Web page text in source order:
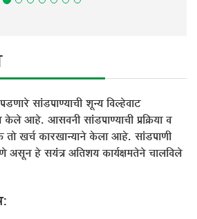
ÃÖÖÓ›ü¯ÖÖÞµÖÖ“Öß ¿Öæ®µÖ ×¾Ö»Æêü¾ÖÖ™ü
Ûêú»Öê †ÖÆêü. †ÖÃÖ¾Ö®Öß ÃÖÖÓ›ü¯ÖÖÞµÖÖ“Öß ¯ÖÏ×ÛÎúµÖÖ ¾Ö
ÜÖ“ÖÔ ÛúÖ¸üÜÖÖ®µÖÖ®Öê Ûêú»ÖÖ †ÖÆêü. ÃÖÖÓ›ü¯ÖÖÞÖß
†ÃÖæ®Ö Æêü ÃÖµÖÓ¡Ö †×ŸÖ¿ÖµÖ ÛúÖµÖÔõÖ´ÖŸÖê®Öê “ÖÖ»Ö×¾Ö»Öê